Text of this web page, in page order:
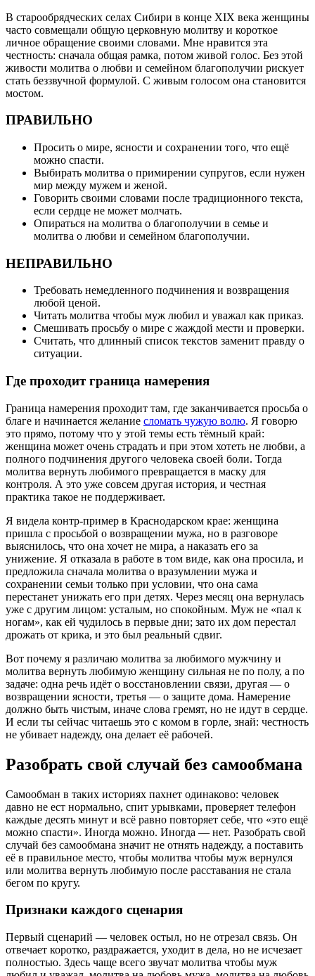
В старообрядческих селах Сибири в конце XIX века женщины
часто совмещали общую церковную молитву и короткое
личное обращение своими словами. Мне нравится эта
честность: сначала общая рамка, потом живой голос. Без этой
живости молитва о любви и семейном благополучии рискует
стать беззвучной формулой. С живым голосом она становится
мостом.
ПРАВИЛЬНО
Просить о мире, ясности и сохранении того, что ещё
можно спасти.
Выбирать молитва о примирении супругов, если нужен
мир между мужем и женой.
Говорить своими словами после традиционного текста,
если сердце не может молчать.
Опираться на молитва о благополучии в семье и
молитва о любви и семейном благополучии.
НЕПРАВИЛЬНО
Требовать немедленного подчинения и возвращения
любой ценой.
Читать молитва чтобы муж любил и уважал как приказ.
Смешивать просьбу о мире с жаждой мести и проверки.
Считать, что длинный список текстов заменит правду о
ситуации.
Где проходит граница намерения
Граница намерения проходит там, где заканчивается просьба о
благе и начинается желание сломать чужую волю. Я говорю
это прямо, потому что у этой темы есть тёмный край:
женщина может очень страдать и при этом хотеть не любви, а
полного подчинения другого человека своей боли. Тогда
молитва вернуть любимого превращается в маску для
контроля. А это уже совсем другая история, и честная
практика такое не поддерживает.
Я видела контр-пример в Краснодарском крае: женщина
пришла с просьбой о возвращении мужа, но в разговоре
выяснилось, что она хочет не мира, а наказать его за
унижение. Я отказала в работе в том виде, как она просила, и
предложила сначала молитва о вразумлении мужа и
сохранении семьи только при условии, что она сама
перестанет унижать его при детях. Через месяц она вернулась
уже с другим лицом: усталым, но спокойным. Муж не «пал к
ногам», как ей чудилось в первые дни; зато их дом перестал
дрожать от крика, и это был реальный сдвиг.
Вот почему я различаю молитва за любимого мужчину и
молитва вернуть любимую женщину сильная не по полу, а по
задаче: одна речь идёт о восстановлении связи, другая — о
возвращении ясности, третья — о защите дома. Намерение
должно быть чистым, иначе слова гремят, но не идут в сердце.
И если ты сейчас читаешь это с комом в горле, знай: честность
не убивает надежду, она делает её рабочей.
Разобрать свой случай без самообмана
Самообман в таких историях пахнет одинаково: человек
давно не ест нормально, спит урывками, проверяет телефон
каждые десять минут и всё равно повторяет себе, что «это ещё
можно спасти». Иногда можно. Иногда — нет. Разобрать свой
случай без самообмана значит не отнять надежду, а поставить
её в правильное место, чтобы молитва чтобы муж вернулся
или молитва вернуть любимую после расставания не стала
бегом по кругу.
Признаки каждого сценария
Первый сценарий — человек остыл, но не отрезал связь. Он
отвечает коротко, раздражается, уходит в дела, но не исчезает
полностью. Здесь чаще всего звучат молитва чтобы муж